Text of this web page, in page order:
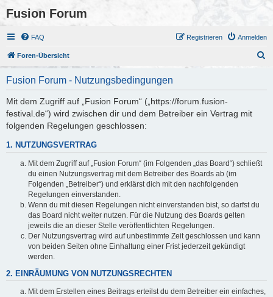
Fusion Forum
FAQ Anmelden
Registrieren
Foren-Übersicht
Fusion Forum - Nutzungsbedingungen
Mit dem Zugriff auf „Fusion Forum“ („https://forum.fusion-
festival.de“) wird zwischen dir und dem Betreiber ein Vertrag mit
folgenden Regelungen geschlossen:
1. NUTZUNGSVERTRAG
Mit dem Zugriff auf „Fusion Forum“ (im Folgenden „das Board“) schließt
du einen Nutzungsvertrag mit dem Betreiber des Boards ab (im
Folgenden „Betreiber“) und erklärst dich mit den nachfolgenden
Regelungen einverstanden.
Wenn du mit diesen Regelungen nicht einverstanden bist, so darfst du
das Board nicht weiter nutzen. Für die Nutzung des Boards gelten
jeweils die an dieser Stelle veröffentlichten Regelungen.
Der Nutzungsvertrag wird auf unbestimmte Zeit geschlossen und kann
von beiden Seiten ohne Einhaltung einer Frist jederzeit gekündigt
werden.
2. EINRÄUMUNG VON NUTZUNGSRECHTEN
Mit dem Erstellen eines Beitrags erteilst du dem Betreiber ein einfaches,